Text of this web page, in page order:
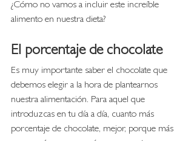
¿Cómo no vamos a incluir este increíble
alimento en nuestra dieta?
El porcentaje de chocolate
Es muy importante saber el chocolate que
debemos elegir a la hora de plantearnos
nuestra alimentación. Para aquel que
introduzcas en tu día a día, cuanto más
porcentaje de chocolate, mejor, porque más